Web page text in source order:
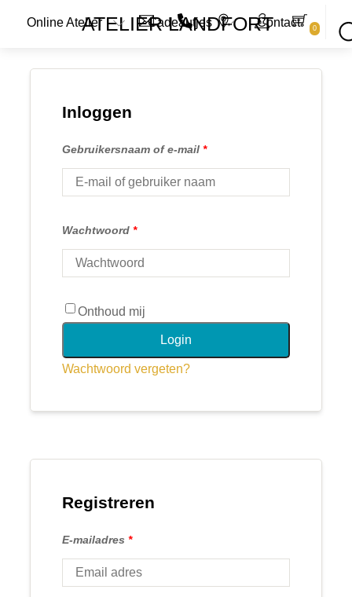
ATELIER LANDFORT 0
Online Atelier Cadeautjes Contact
Inloggen
Gebruikersnaam of e-mail*
Wachtwoord*
Onthoud mij
Login
Wachtwoord vergeten?
Registreren
E-mailadres*